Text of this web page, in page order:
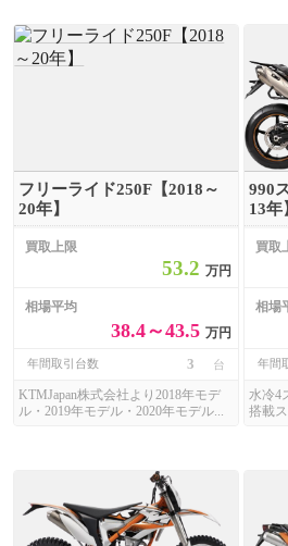
フリーライド250F【2018～
20年】
買取上限
53.2 万円
相場平均
38.4～43.5 万円
年間取引台数 3 台
KTMJapan株式会社より2018年モデ
ル・2019年モデル・2020年モデル...
990
13年
買取
相場
年間
水冷4
搭載